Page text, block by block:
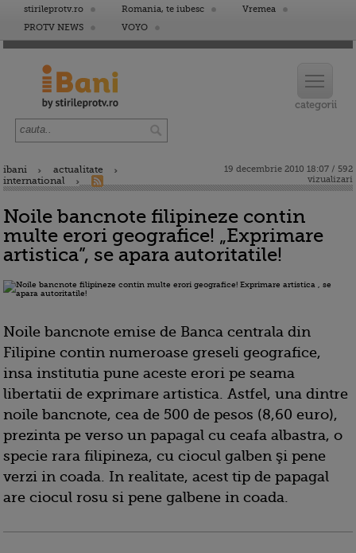
stirileprotv.ro Romania, te iubesc
Vremea
PROTV NEWS
VOYO
ibani
actualitate
international
19 decembrie 2010 18:07 / 592
vizualizari
Noile bancnote filipineze contin
multe erori geografice! „Exprimare
artistica”, se apara autoritatile!
Noile bancnote emise de Banca centrala din
Filipine contin numeroase greseli geografice,
insa institutia pune aceste erori pe seama
libertatii de exprimare artistica. Astfel, una dintre
noile bancnote, cea de 500 de pesos (8,60 euro),
prezinta pe verso un papagal cu ceafa albastra, o
specie rara filipineza, cu ciocul galben şi pene
verzi in coada. In realitate, acest tip de papagal
are ciocul rosu si pene galbene in coada.